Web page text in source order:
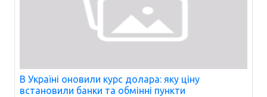
В Україні оновили курс долара: яку ціну
встановили банки та обмінні пункти